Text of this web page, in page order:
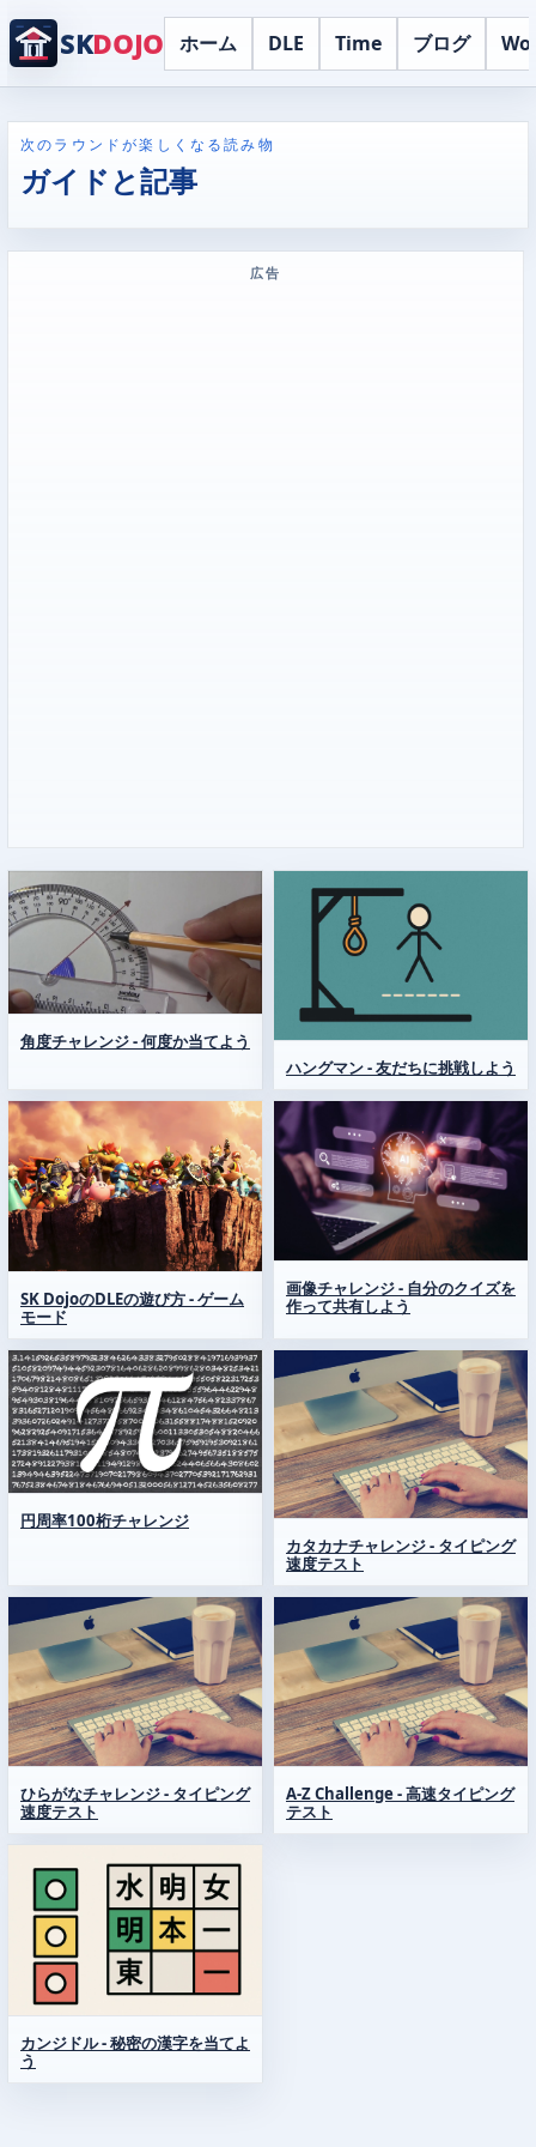
SKDOJO ホーム DLE Time ブログ
次のラウンドが楽しくなる読み物
ガイドと記事
広告
角度チャレンジ - 何度か当てよう
ハングマン - 友だちに挑戦しよう
SK DojoのDLEの遊び方 - ゲーム
モード
画像チャレンジ - 自分のクイズを
作って共有しよう
円周率100桁チャレンジ
カタカナチャレンジ - タイピング
速度テスト
ひらがなチャレンジ - タイピング
速度テスト
A-Z Challenge - 高速タイピング
テスト
カンジドル - 秘密の漢字を当てよ
う